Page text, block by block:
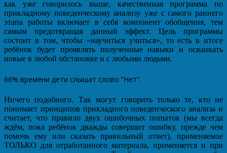
как уже говорилось выше, качественная программа по
прикладному поведенческому анализу уже с самого раннего
этапа работы включает в себя компонент обобщения, тем
самым предотвращая данный эффект. Цель программы
состоит в том, чтобы «научиться учиться», то есть в итоге
ребёнок будет проявлять полученные навыки и осваивать
новые в любой обстановке и с любыми людьми.
66% времени дети слышат слово “Нет”.
Ничего подобного. Так могут говорить только те, кто не
понимает принципов прикладного поведенческого анализа и
считает, что правило двух ошибочных попыток (мы всегда
ждём, пока ребёнок дважды совершит ошибку, прежде чем
помочь ему или сказать правильный ответ), применяемое
ТОЛЬКО для отработанного материала, применяется и при